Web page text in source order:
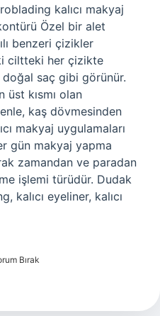
kalıcı makyaj
Özel bir alet
benzeri çizikler
ciltteki her çizikte
saç gibi görünür.
üst kısmı olan
kaş dövmesinden
makyaj uygulamaları
gün makyaj yapma
zamandan ve paradan
işlemi türüdür. Dudak
kalıcı eyeliner, kalıcı
Bırak